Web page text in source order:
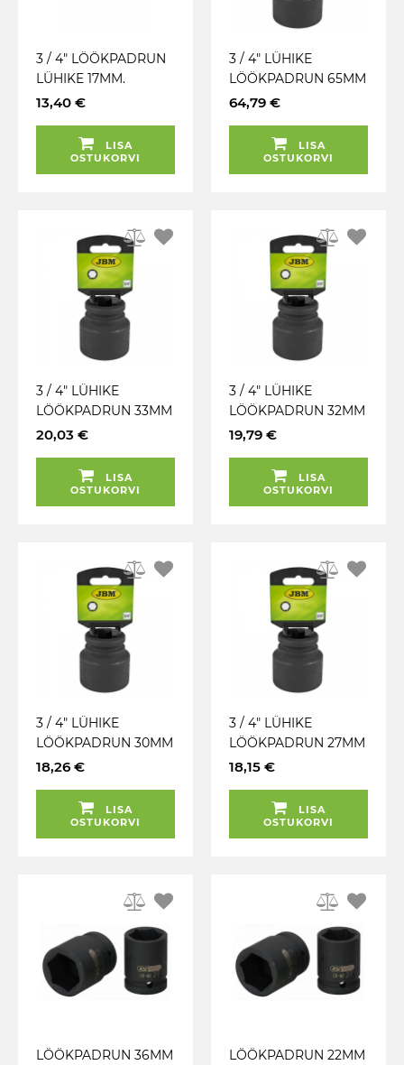
3 / 4" LÖÖKPADRUN
LÜHIKE 17MM.
TRIUMF
13,40 €
LISA
OSTUKORVI
3 / 4" LÜHIKE
LÖÖKPADRUN 65MM
CR-MO
64,79 €
LISA
OSTUKORVI
3 / 4" LÜHIKE
LÖÖKPADRUN 33MM
CR-MO
20,03 €
LISA
OSTUKORVI
3 / 4" LÜHIKE
LÖÖKPADRUN 32MM
CR-MO
19,79 €
LISA
OSTUKORVI
3 / 4" LÜHIKE
LÖÖKPADRUN 30MM
CR-MO
18,26 €
LISA
OSTUKORVI
3 / 4" LÜHIKE
LÖÖKPADRUN 27MM
CR-MO
18,15 €
LISA
OSTUKORVI
LÖÖKPADRUN 36MM
LÖÖKPADRUN 22MM